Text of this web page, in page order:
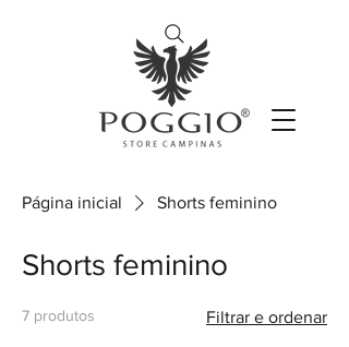
Página inicial Shorts feminino
Shorts feminino
7 produtos Filtrar e ordenar